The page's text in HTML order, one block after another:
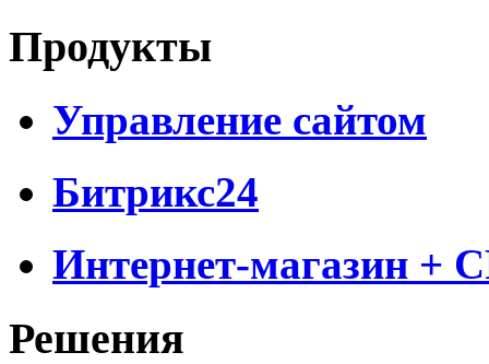
Продукты
Управление сайтом
Битрикс24
Интернет-магазин +
Решения